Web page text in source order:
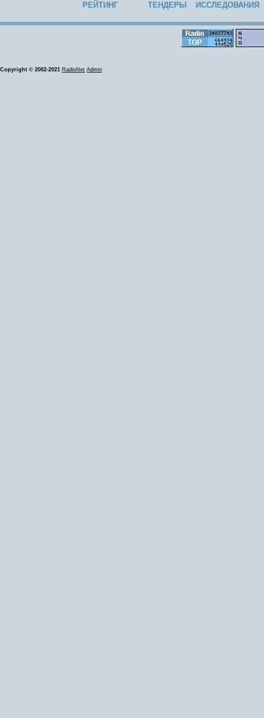
РЕЙТИНГ ТЕНДЕРЫ ИССЛЕДОВАНИЯ
Copyright © 2002-2021 RadioNet Admin